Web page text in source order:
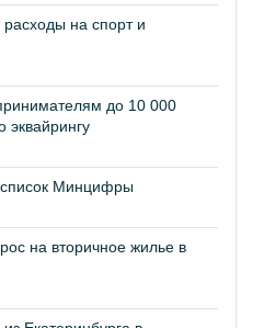
на спорт и
до 10 000
эквайрингу
Минцифры
на вторичное жилье в